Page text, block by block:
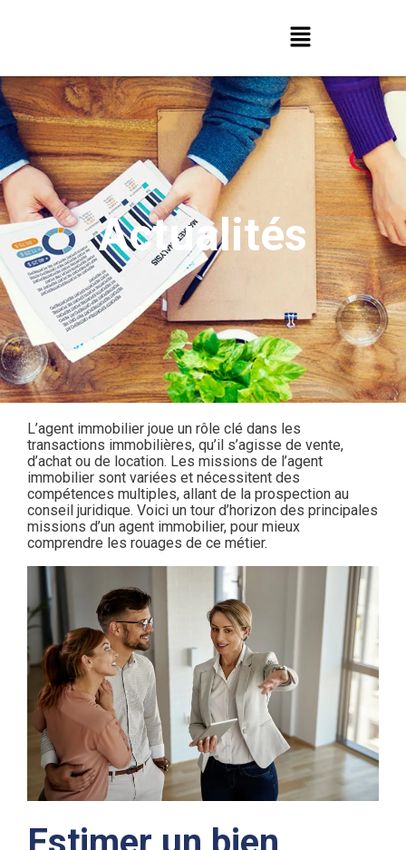
Actualités
L’agent immobilier joue un rôle clé dans les
transactions immobilières, qu’il s’agisse de vente,
d’achat ou de location. Les missions de l’agent
immobilier sont variées et nécessitent des
compétences multiples, allant de la prospection au
conseil juridique. Voici un tour d’horizon des principales
missions d’un agent immobilier, pour mieux
comprendre les rouages de ce métier.